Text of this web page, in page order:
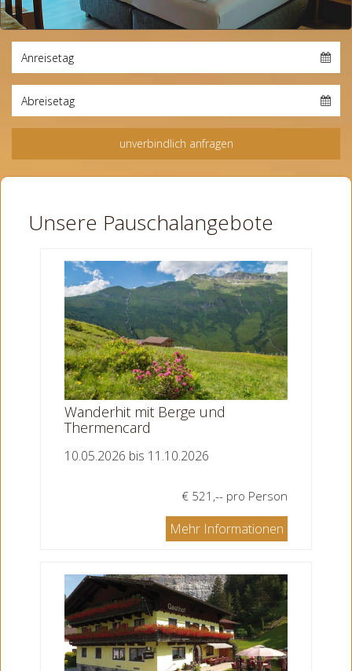
Unsere Pauschalangebote
Wanderhit mit Berge und
Thermencard
10.05.2026 bis 11.10.2026
€ 521,-- pro Person
Mehr Informationen